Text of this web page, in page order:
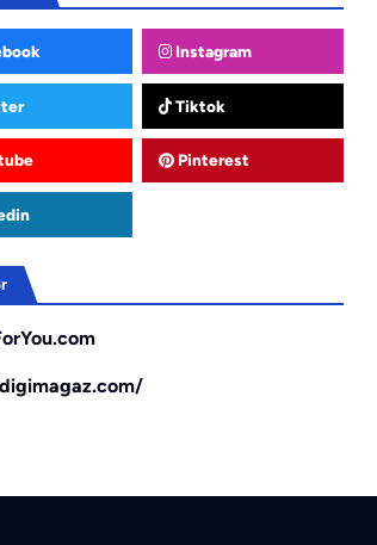
Instagram
Tiktok
Pinterest